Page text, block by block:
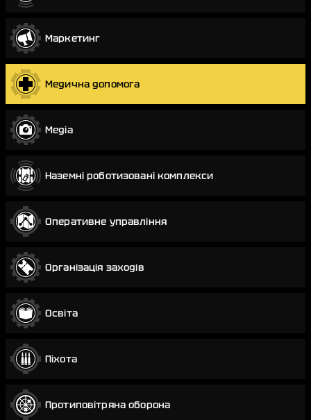
Маркетинг
Медична допомога
Медіа
Наземні роботизовані комплекси
Оперативне управління
Організація заходів
Освіта
Піхота
Протиповітряна оборона